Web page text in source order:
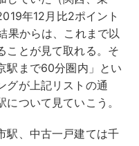
年12月比2ポイント
果からは、これまで以
ことが見て取れる。そ
駅まで60分圏内」とい
グが上記リストの通
ついて見ていこう。
駅、中古一戸建ては千